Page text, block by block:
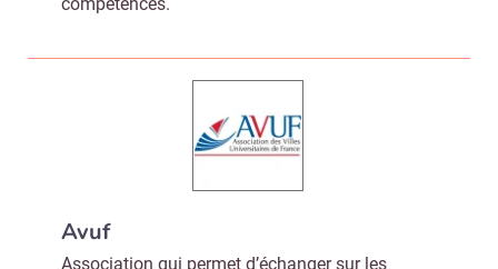
Avuf
Association qui permet d’échanger sur les